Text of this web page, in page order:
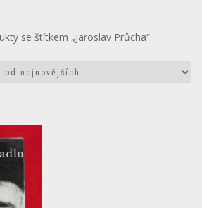
se štítkem „Jaroslav Průcha“